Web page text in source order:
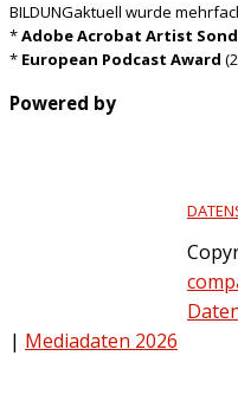
BILDUNGaktuell wurde
*Adobe Acrobat Artist
* European Podcast Award
Powered by
| Mediadaten 2026